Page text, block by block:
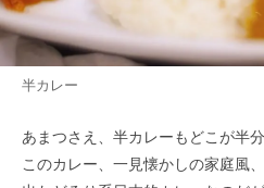
半カレー
あまつさえ、半カレーもどこが半
このカレー、一見懐かしの家庭風